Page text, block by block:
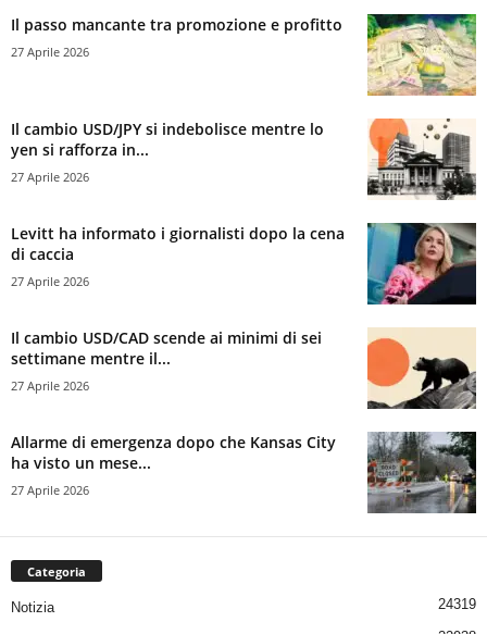
Il passo mancante tra promozione e profitto
27 Aprile 2026
Il cambio USD/JPY si indebolisce mentre lo
yen si rafforza in...
27 Aprile 2026
Levitt ha informato i giornalisti dopo la cena
di caccia
27 Aprile 2026
Il cambio USD/CAD scende ai minimi di sei
settimane mentre il...
27 Aprile 2026
Allarme di emergenza dopo che Kansas City
ha visto un mese...
27 Aprile 2026
Categoria
Notizia 24319